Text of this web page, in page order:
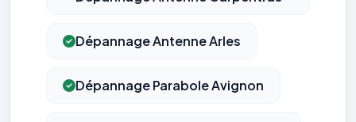
Dépannage Antenne Arles
Dépannage Parabole Avignon